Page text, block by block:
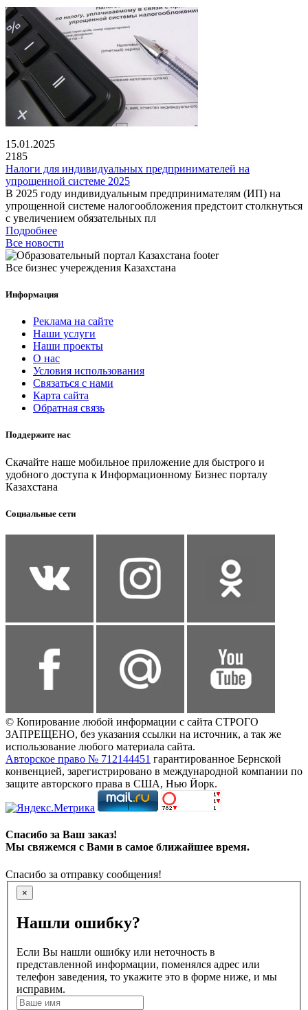
15.01.2025
2185
Налоги для индивидуальных предпринимателей на
упрощенной системе 2025
В 2025 году индивидуальным предпринимателям (ИП) на
упрощенной системе налогообложения предстоит столкнуться
с увеличением обязательных пл
Подробнее
Все новости
Все бизнес учереждения Казахстана
Информация
Реклама на сайте
Наши услуги
Наши проекты
О нас
Условия использования
Связаться с нами
Карта сайта
Обратная связь
Поддержите нас
Скачайте наше мобильное приложение для быстрого и
удобного доступа к Информационному Бизнес порталу
Казахстана
Социальные сети
© Копирование любой информации с сайта СТРОГО
ЗАПРЕЩЕНО, без указания ссылки на источник, а так же
использование любого материала сайта.
Авторское право № 712144451 гарантированное Бернской
конвенцией, зарегистрировано в международной компании по
защите авторского права в США, Нью Йорк.
Спасибо за Ваш заказ!
Мы свяжемся с Вами в самое ближайшее время.
Спасибо за отправку сообщения!
×
Нашли ошибку?
Если Вы нашли ошибку или неточность в
представленной информации, поменялся адрес или
телефон заведения, то укажите это в форме ниже, и мы
исправим.